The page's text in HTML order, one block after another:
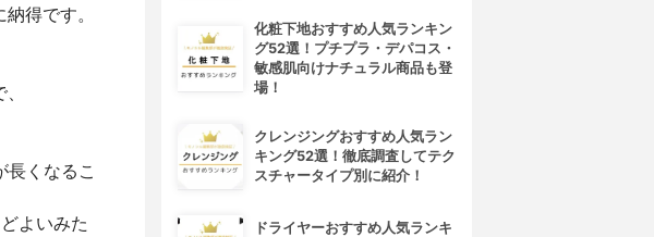
得です。
くなるこ
よいみた
化粧下地おすすめ人気ランキン
グ52選！プチプラ・デパコス・
敏感肌向けナチュラル商品も登
場！
クレンジングおすすめ人気ラン
キング52選！徹底調査してテク
スチャータイプ別に紹介！
ドライヤーおすすめ人気ランキ